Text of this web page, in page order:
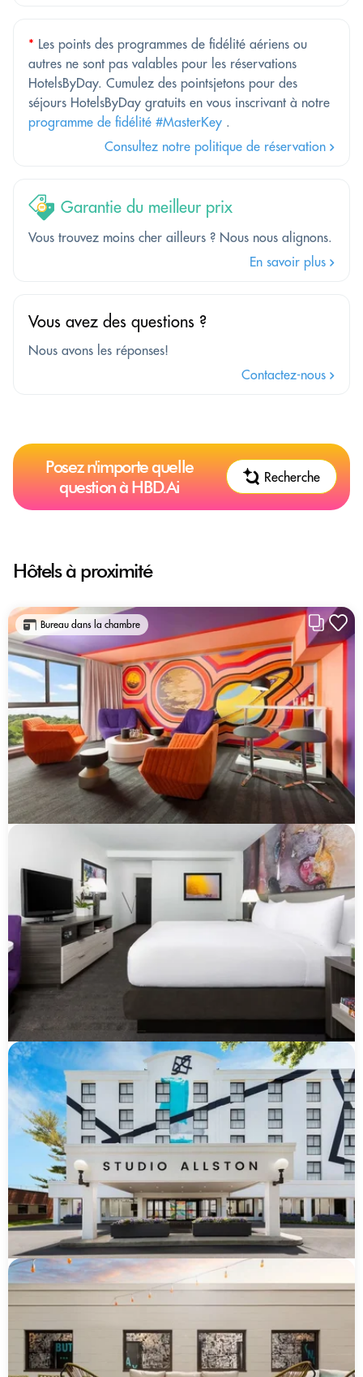
* Les points des programmes de fidélité aériens ou
autres ne sont pas valables pour les réservations
HotelsByDay. Cumulez des pointsjetons pour des
séjours HotelsByDay gratuits en vous inscrivant à notre
programme de fidélité #MasterKey .
Consultez notre politique de réservation
Garantie du meilleur prix
Vous trouvez moins cher ailleurs ? Nous nous alignons.
En savoir plus
Vous avez des questions ?
Nous avons les réponses!
Contactez-nous
Posez n'importe quelle
question à HBD.Ai
Recherche
Hôtels à proximité
Bureau dans la chambre